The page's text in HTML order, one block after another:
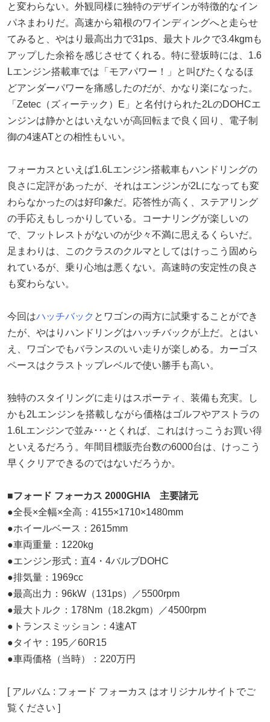
と変わらない。外観同様に独特のデザインが特徴的なイン
パネまわりだ。高速から箱根のワインディングへと走らせ
てみると、やはり最高出力で31ps、最大トルクで3.4kgmも
アップした余裕を感じさせてくれる。特に登坂時には、1.6
Lエンジン搭載車では「モアパワー！」と叫びたくなるほ
どアンダーパワーを痛感したのだが、かなり楽になった。
「Zetec（ズィーテック）E」と名付けられた2LのDOHCエ
ンジンは静かとはいえないが高回転まで良く回り、電子制
御の4速ATとの相性もいい。
フォーカスといえば1.6Lエンジン搭載車もハンドリングの
良さに定評があったが、それはエンジンが2Lになっても変
わらなかったのは好印象だ。応答性が高く、ステアリング
の手応えもしっかりしている。コーナリングが楽しいの
で、フットレストがないのが少々不満に思えるくらいだ。
足まわりは、このクラスのクルマとしてはけっこう固めら
れているが、乗り心地は悪くない。高速時の安定性の良さ
も変わらない。
今回はハッチバック とワゴンの両方に試乗することができ
たが、やはりハンドリングはハッチバックが上だ。とはい
え、ワゴンでもバランスのいい走りが楽しめる。カーゴス
ペースはクラストップレベルで使い勝手も高い。
独特のスタイリングに走りはスポーティ、装備も充実。し
かも2Lエンジンを搭載しながら価格はゴルフやアストラの
1.6Lエンジンで並み･･･とくれば、これはけっこうお買い得
といえるだろう。年間目標販売台数の6000台は、けっこう
早くクリアできるのではないだろうか。
■フォード フォーカス 2000GHIA 主要諸元
●全長×全幅×全高：4155×1710×1480mm
●ホイールベース：2615mm
●車両重量：1220kg
●エンジン形式：直4・4バルブDOHC
●排気量：1969cc
●最高出力：96kW（131ps）／5500rpm
●最大トルク：178Nm（18.2kgm）／4500rpm
●トランスミッション：4速AT
●タイヤ：195／60R15
●車両価格（当時）：220万円
[ アルバム : フォード フォーカス はオリジナルサイトでご
覧ください ]